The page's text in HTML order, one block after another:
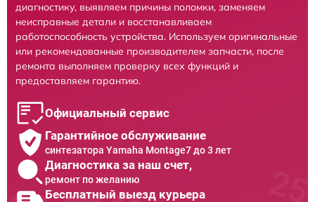
диагностику, выявляем причины поломки, заменяем
неисправные детали и восстанавливаем
работоспособность устройства. Используем оригинальные
или рекомендованные производителем запчасти, после
ремонта выполняем проверку всех функций и
предоставляем гарантию.
Официальный сервис
Гарантийное обслуживание
синтезатора Yamaha Montage7 до 3 лет
Диагностика за наш счет,
ремонт по желанию
Бесплатный выезд курьера